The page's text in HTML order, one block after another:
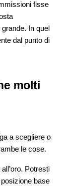
fisse
In quel
dal punto di
molti
a scegliere o
le cose.
Potresti
base